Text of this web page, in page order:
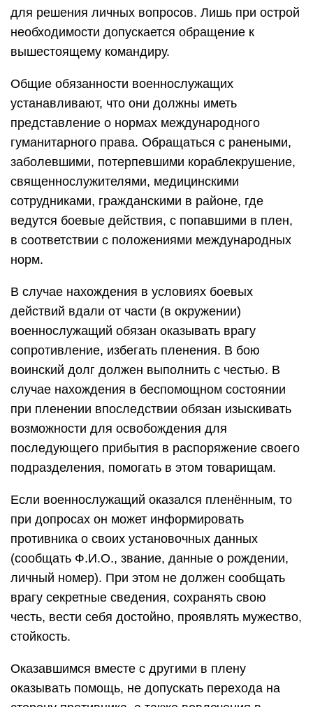
для решения личных вопросов. Лишь при острой
необходимости допускается обращение к
вышестоящему командиру.
Общие обязанности военнослужащих
устанавливают, что они должны иметь
представление о нормах международного
гуманитарного права. Обращаться с ранеными,
заболевшими, потерпевшими кораблекрушение,
священнослужителями, медицинскими
сотрудниками, гражданскими в районе, где
ведутся боевые действия, с попавшими в плен,
в соответствии с положениями международных
норм.
В случае нахождения в условиях боевых
действий вдали от части (в окружении)
военнослужащий обязан оказывать врагу
сопротивление, избегать пленения. В бою
воинский долг должен выполнить с честью. В
случае нахождения в беспомощном состоянии
при пленении впоследствии обязан изыскивать
возможности для освобождения для
последующего прибытия в распоряжение своего
подразделения, помогать в этом товарищам.
Если военнослужащий оказался пленённым, то
при допросах он может информировать
противника о своих установочных данных
(сообщать Ф.И.О., звание, данные о рождении,
личный номер). При этом не должен сообщать
врагу секретные сведения, сохранять свою
честь, вести себя достойно, проявлять мужество,
стойкость.
Оказавшимся вместе с другими в плену
оказывать помощь, не допускать перехода на